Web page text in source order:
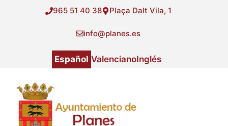
965 51 40 38 Plaça Dalt Vila, 1
info@planes.es
Español ValencianoInglés